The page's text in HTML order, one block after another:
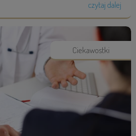
czytaj dalej
Ciekawostki